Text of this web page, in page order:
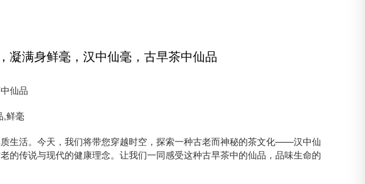
凝满身鲜毫，汉中仙毫，古早茶中仙品
仙品
,鲜毫
生活。今天，我们将带您穿越时空，探索一种古老而神秘的茶文化——汉中仙
的传说与现代的健康理念。让我们一同感受这种古早茶中的仙品，品味生命的